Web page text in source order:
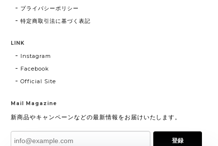
プライバシーポリシー
特定商取引法に基づく表記
LINK
Instagram
Facebook
Official Site
Mail Magazine
新商品やキャンペーンなどの最新情報をお届けいたします。
登録